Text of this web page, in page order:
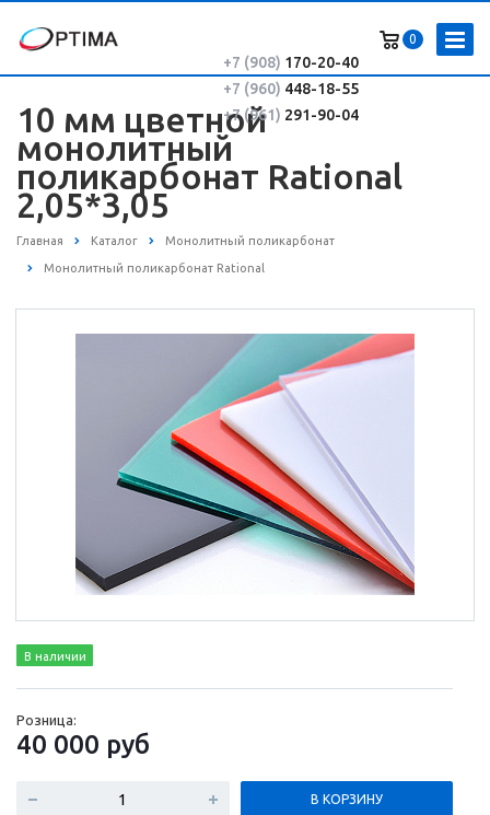
0
+7 (908) 170-20-40
+7 (960) 448-18-55
+7 (961) 291-90-04
10 мм цветной
монолитный
поликарбонат Rational
2,05*3,05
Главная Каталог Монолитный поликарбонат
Монолитный поликарбонат Rational
В наличии
Розница:
40 000 руб
В КОРЗИНУ